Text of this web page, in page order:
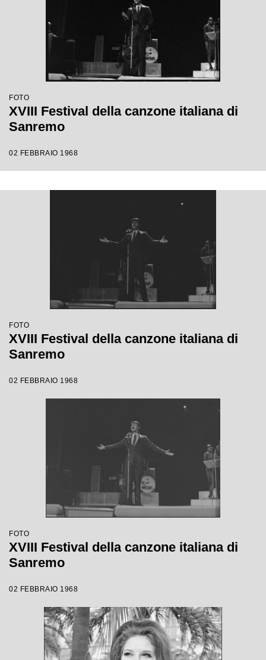
FOTO
XVIII Festival della canzone italiana di
Sanremo
02 FEBBRAIO 1968
FOTO
XVIII Festival della canzone italiana di
Sanremo
02 FEBBRAIO 1968
FOTO
XVIII Festival della canzone italiana di
Sanremo
02 FEBBRAIO 1968